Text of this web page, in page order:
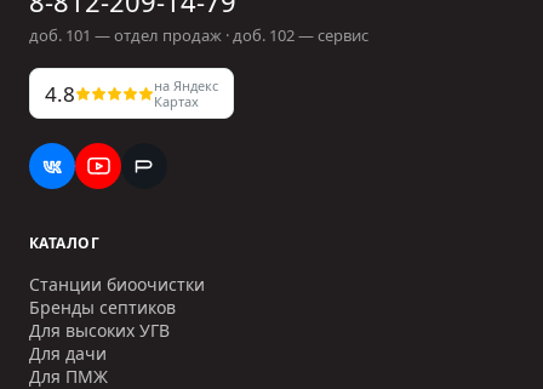
доб. 101 — отдел продаж · доб. 102— сервис
4.8
на Яндекс
Картах
КАТАЛОГ
Станции биоочистки
Бренды септиков
Для высоких УГВ
Для дачи
Для ПМЖ